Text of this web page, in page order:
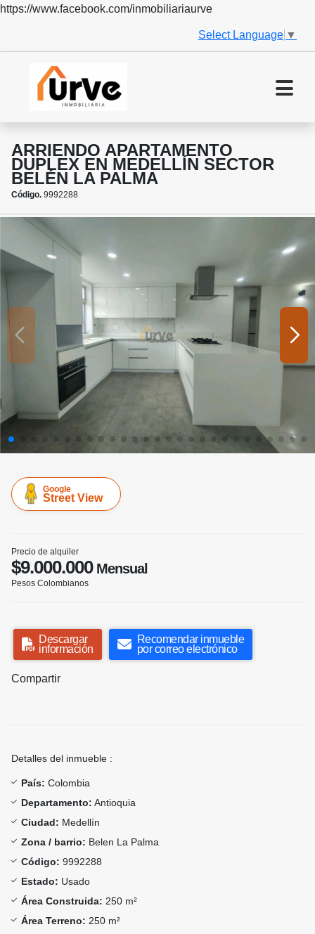
https://www.facebook.com/inmobiliariaurve
Select Language ▼
ARRIENDO APARTAMENTO
DUPLEX EN MEDELLÍN SECTOR
BELÉN LA PALMA
Código. 9992288
Google
Street View
Precio de alquiler
$9.000.000Mensual
Pesos Colombianos
Descargar
información
Recomendar inmueble
por correo electrónico
Compartir
Detalles del inmueble :
País: Colombia
Departamento: Antioquia
Ciudad: Medellín
Zona / barrio: Belen La Palma
Código: 9992288
Estado: Usado
Área Construida: 250 m²
Área Terreno: 250 m²